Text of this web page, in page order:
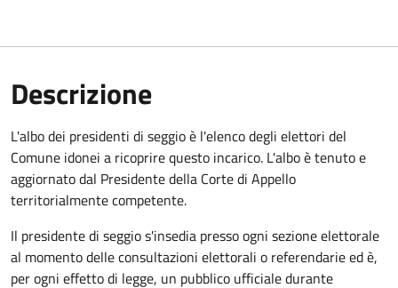
Descrizione
L'albo dei presidenti di seggio è l'elenco degli elettori del
Comune idonei a ricoprire questo incarico. L'albo è tenuto e
aggiornato dal Presidente della Corte di Appello
territorialmente competente.
Il presidente di seggio s'insedia presso ogni sezione elettorale
al momento delle consultazioni elettorali o referendarie ed è,
per ogni effetto di legge, un pubblico ufficiale durante